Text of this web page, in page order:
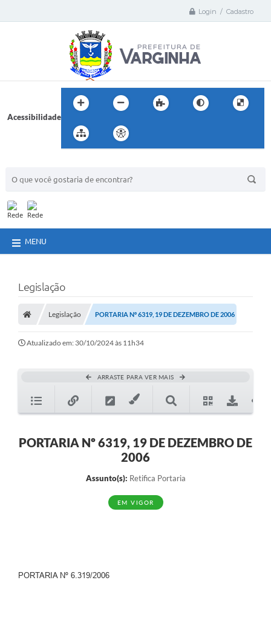
Login / Cadastro
Acessibilidade
MENU
Legislação
Legislação PORTARIA Nº 6319, 19 DE DEZEMBRO DE 2006
Atualizado em: 30/10/2024 às 11h34
ARRASTE PARA VER MAIS
PORTARIA Nº 6319, 19 DE DEZEMBRO DE
2006
Assunto(s): Retifica Portaria
EM VIGOR
PORTARIA Nº 6.319/2006